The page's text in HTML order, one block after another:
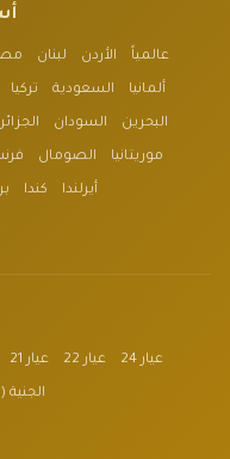
عالمياً الأردن لبنان
ألمانيا السعودية تركيا
البحرين السودان الجزائر
موريتانيا الصومال
أيرلندا كندا
عيار 24 عيار 22 عيار 21
الجنية (24K)